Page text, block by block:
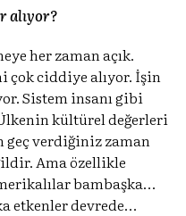
alıyor?
her zaman açık.
çok ciddiye alıyor. İşin
Sistem insanı gibi
kültürel değerleri
geç verdiğiniz zaman
Ama özellikle
bambaşka…
etkenler devrede…